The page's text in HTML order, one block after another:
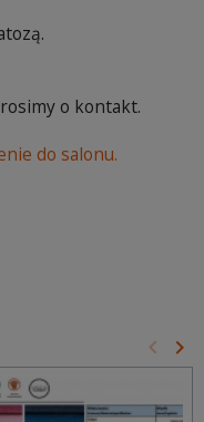
o kontakt.
do salonu.
keyboard_arrow_left keyboard_arrow_right